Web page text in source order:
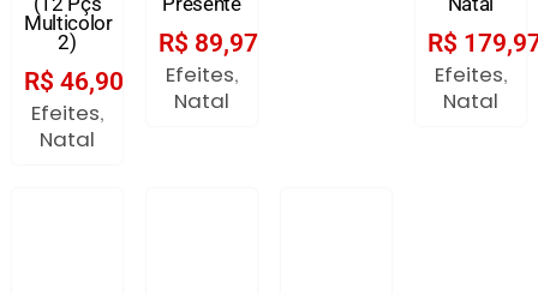
Multicolor
2)
R$ 46,90
Efeites,
Natal
R$ 89,97
Efeites,
Natal
R$
Efeites,
Natal